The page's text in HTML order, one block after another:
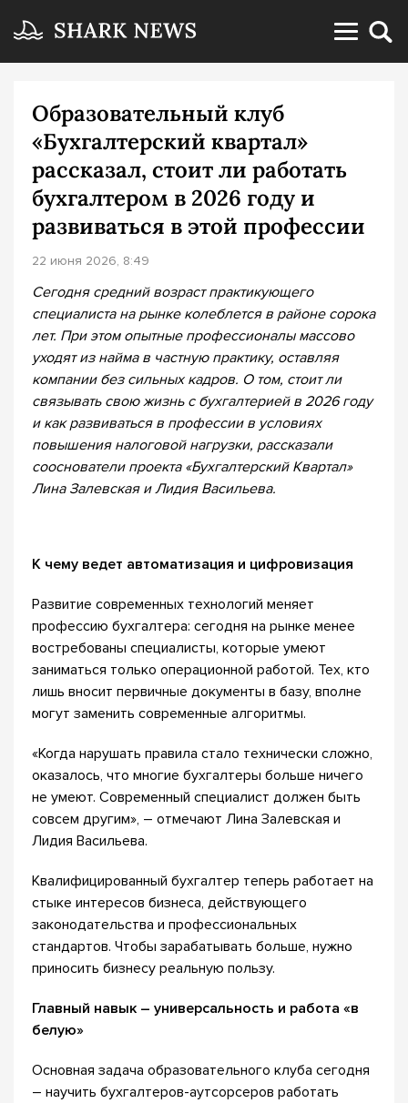
Образовательный клуб
«Бухгалтерский квартал»
рассказал, стоит ли работать
бухгалтером в 2026 году и
развиваться в этой профессии
22 июня 2026, 8:49
Сегодня средний возраст практикующего
специалиста на рынке колеблется в районе сорока
лет. При этом опытные профессионалы массово
уходят из найма в частную практику, оставляя
компании без сильных кадров. О том, стоит ли
связывать свою жизнь с бухгалтерией в 2026 году
и как развиваться в профессии в условиях
повышения налоговой нагрузки, рассказали
сооснователи проекта «Бухгалтерский Квартал»
Лина Залевская и Лидия Васильева.
К чему ведет автоматизация и цифровизация
Развитие современных технологий меняет
профессию бухгалтера: сегодня на рынке менее
востребованы специалисты, которые умеют
заниматься только операционной работой. Тех, кто
лишь вносит первичные документы в базу, вполне
могут заменить современные алгоритмы.
«Когда нарушать правила стало технически сложно,
оказалось, что многие бухгалтеры больше ничего
не умеют. Современный специалист должен быть
совсем другим», – отмечают Лина Залевская и
Лидия Васильева.
Квалифицированный бухгалтер теперь работает на
стыке интересов бизнеса, действующего
законодательства и профессиональных
стандартов. Чтобы зарабатывать больше, нужно
приносить бизнесу реальную пользу.
Главный навык – универсальность и работа «в
белую»
Основная задача образовательного клуба сегодня
– научить бухгалтеров-аутсорсеров работать